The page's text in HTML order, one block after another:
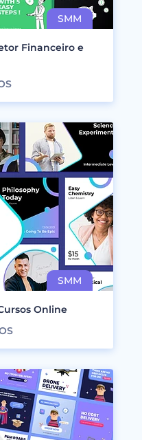
Financeiro e
Online